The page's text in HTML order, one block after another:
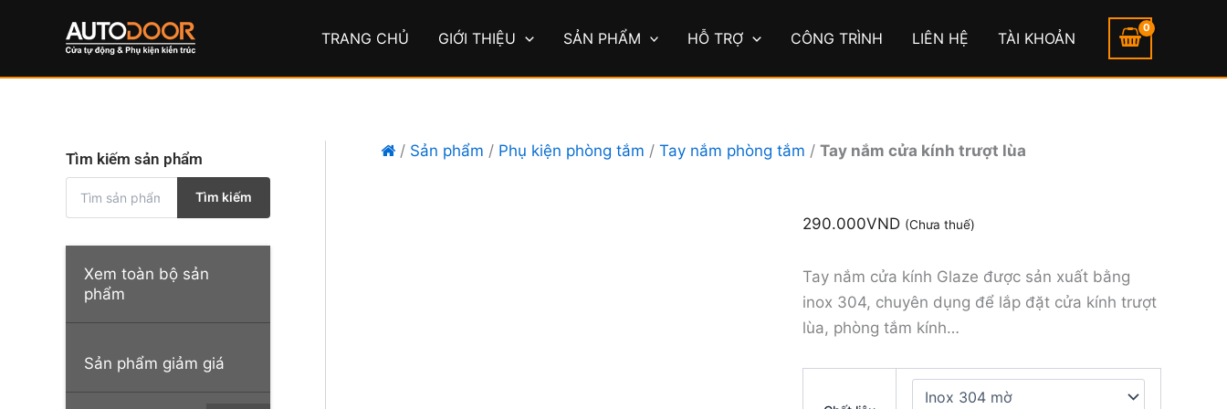
TRANG CHỦ GIỚI THIỆU SẢN PHẨM HỖ TRỢ CÔNG TRÌNH LIÊN HỆ TÀI KHOẢN
Tìm kiếm sản phẩm
m
Tìm kiếm
Xem toàn bộ sản
phẩm
Sản phẩm giảm giá
/ Sản phẩm / Phụ kiện phòng tắm /Tay nắm phòng tắm /Tay nắm cửa kính trượt lùa
290.000VND (Chưa thuế)
Tay nắm cửa kính Glaze được sản xuất bằng
inox 304, chuyên dụng để lắp đặt cửa kính trượt
lùa, phòng tắm kính…
cửa
trượt